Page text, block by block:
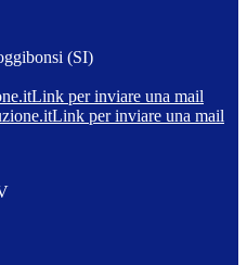
(SI)
Link per inviare una mail
Link per inviare una mail